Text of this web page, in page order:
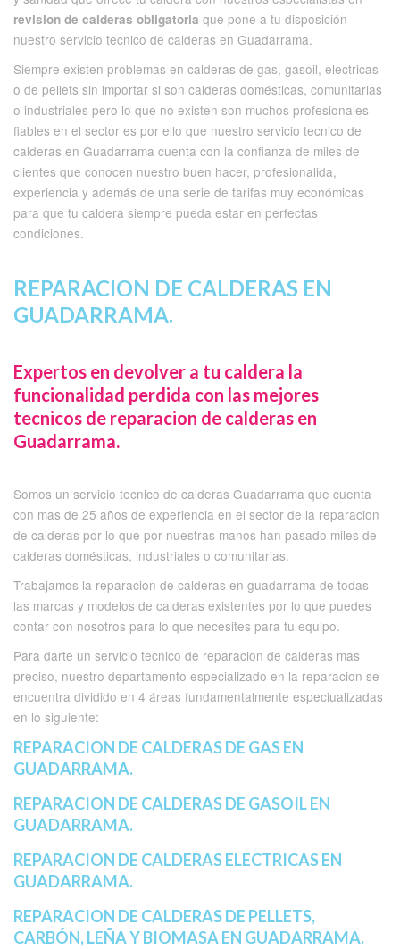
revision de calderas obligatoria que pone a tu disposición
nuestro servicio tecnico de calderas en Guadarrama.
Siempre existen problemas en calderas de gas, gasoil, electricas
o de pellets sin importar si son calderas domésticas, comunitarias
o industriales pero lo que no existen son muchos profesionales
fiables en el sector es por ello que nuestro servicio tecnico de
calderas en Guadarrama cuenta con la confianza de miles de
clientes que conocen nuestro buen hacer, profesionalida,
experiencia y además de una serie de tarifas muy económicas
para que tu caldera siempre pueda estar en perfectas
condiciones.
REPARACION DE CALDERAS EN
GUADARRAMA.
Expertos en devolver a tu caldera la
funcionalidad perdida con las mejores
tecnicos de reparacion de calderas en
Guadarrama.
Somos un servicio tecnico de calderas Guadarrama que cuenta
con mas de 25 años de experiencia en el sector de la reparacion
de calderas por lo que por nuestras manos han pasado miles de
calderas domésticas, industriales o comunitarias.
Trabajamos la reparacion de calderas en guadarrama de todas
las marcas y modelos de calderas existentes por lo que puedes
contar con nosotros para lo que necesites para tu equipo.
Para darte un servicio tecnico de reparacion de calderas mas
preciso, nuestro departamento especializado en la reparacion se
encuentra dividido en 4 áreas fundamentalmente especiualizadas
en lo siguiente:
REPARACION DE CALDERAS DE GAS EN
GUADARRAMA.
REPARACION DE CALDERAS DE GASOIL EN
GUADARRAMA.
REPARACION DE CALDERAS ELECTRICAS EN
GUADARRAMA.
REPARACION DE CALDERAS DE PELLETS,
CARBÓN, LEÑA Y BIOMASA EN GUADARRAMA.